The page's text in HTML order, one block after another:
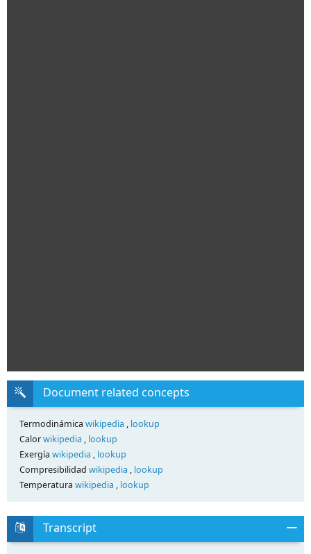
Document related concepts
Termodinámica wikipedia , lookup
Calorwikipedia , lookup
Exergía wikipedia , lookup
Compresibilidad wikipedia , lookup
Temperatura wikipedia , lookup
Transcript